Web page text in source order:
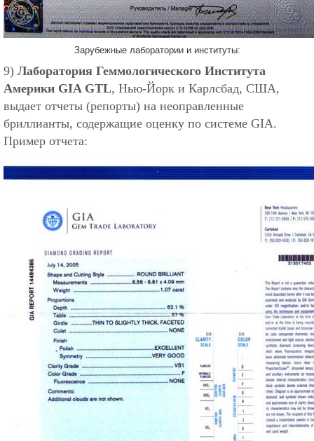
Зарубежные лаборатории и институты:
9) Лаборатория Геммологического Института
Америки GIA GTL, Нью-Йорк и Карлсбад, США,
выдает отчеты (репорты) на неоправленные
бриллианты, содержащие оценку по системе GIA.
Пример отчета: